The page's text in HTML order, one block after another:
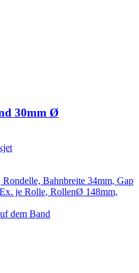
30mm Ø
Bahnbreite 34mm, Gap
je Rolle, RollenØ 148mm,
dem Band